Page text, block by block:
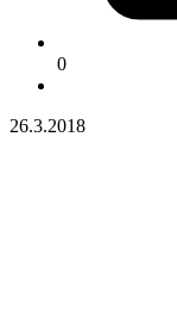
0
26.3.2018